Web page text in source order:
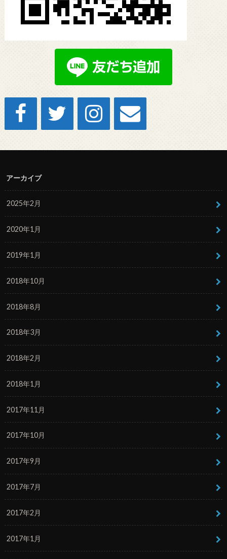
アーカイブ
2025年2月
2020年1月
2019年1月
2018年10月
2018年8月
2018年3月
2018年2月
2018年1月
2017年11月
2017年10月
2017年9月
2017年7月
2017年2月
2017年1月